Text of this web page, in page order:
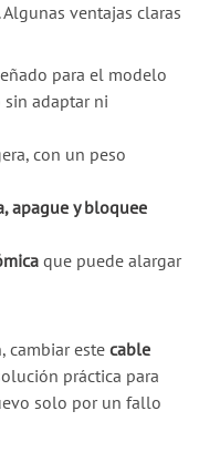
ventajas claras
para el modelo
sin adaptar ni
con un peso
apague y bloquee
que puede alargar
cambiar este cable
práctica para
solo por un fallo